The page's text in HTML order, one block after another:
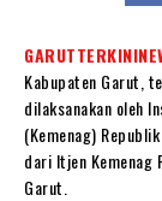
Kabupaten Garut,
dilaksanakan oleh
(Kemenag)
dari Itjen Kemenag
Garut.